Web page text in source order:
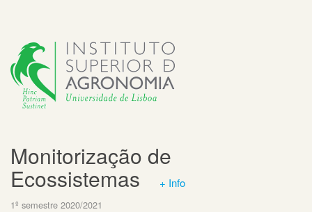
Monitorização de
Ecossistemas + Info
1º semestre 2020/2021